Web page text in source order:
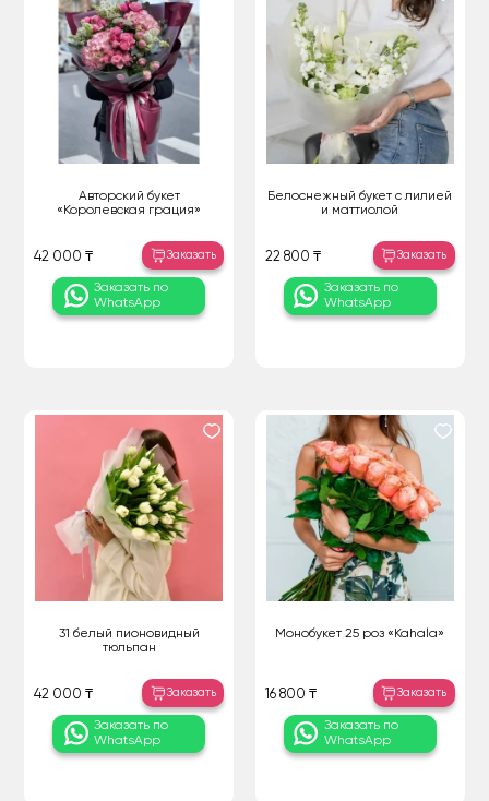
Авторский букет
«Королевская грация»
42 000 ₸ Заказать
Заказать по
WhatsApp
Белоснежный букет с лилией
и маттиолой
22 800 ₸ Заказать
Заказать по
WhatsApp
31 белый пионовидный
тюльпан
42 000 ₸ Заказать
Заказать по
WhatsApp
Монобукет 25 роз «Kahala»
16 800 ₸ Заказать
Заказать по
WhatsApp